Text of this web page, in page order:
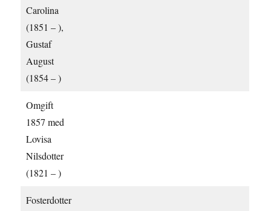
Carolina
(1851 – ),
Gustaf
August
(1854 – )
Omgift
1857 med
Lovisa
Nilsdotter
(1821 – )
Fosterdotter